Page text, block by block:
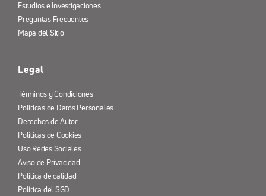
Estudios e Investigaciones
Preguntas Frecuentes
Mapa del Sitio
Legal
Términos y Condiciones
Políticas de Datos Personales
Derechos de Autor
Políticas de Cookies
Uso Redes Sociales
Aviso de Privacidad
Política de calidad
Política del SGD